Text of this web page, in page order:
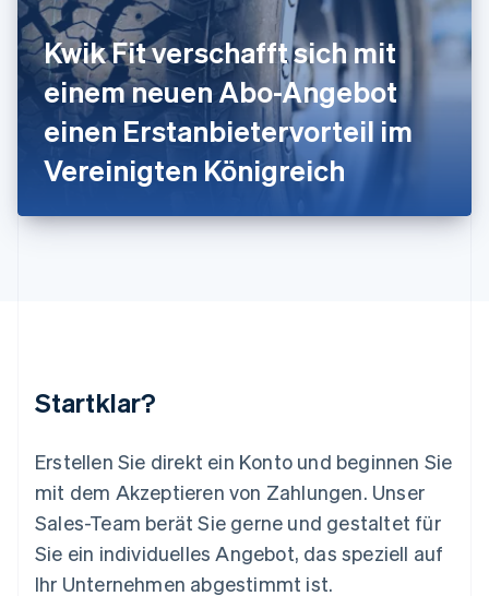
Kwik Fit verschafft sich mit
einem neuen Abo-Angebot
einen Erstanbietervorteil im
Vereinigten Königreich
Startklar?
Erstellen Sie direkt ein Konto und beginnen Sie
mit dem Akzeptieren von Zahlungen. Unser
Sales-Team berät Sie gerne und gestaltet für
Sie ein individuelles Angebot, das speziell auf
Ihr Unternehmen abgestimmt ist.
Lettland
English
Liechtenstein
Deutsch English
Litauen
English
Luxemburg
FrançaisDeutschEnglish
Malaysia
Malta
Nederlands English
Norwegen
Österreich
Polen
English
Portugal
Português English
Rumänien